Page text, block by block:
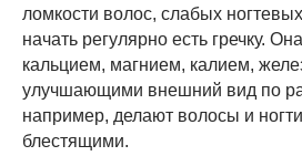
ломкости волос, слабых
начать регулярно есть гречку.
кальцием, магнием, калием,
улучшающими внешний вид по
например, делают волосы и
блестящими.